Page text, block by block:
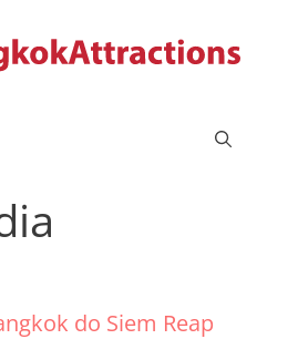
do Siem Reap